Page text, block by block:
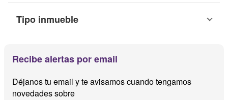
Tipo inmueble
Recibe alertas por email
Déjanos tu email y te avisamos cuando tengamos
novedades sobre